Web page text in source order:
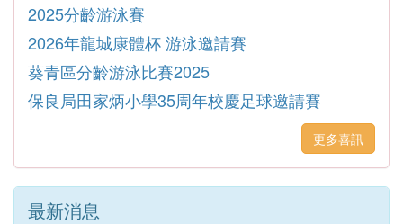
2025分齡游泳賽
2026年龍城康體杯 游泳邀請賽
葵青區分齡游泳比賽2025
保良局田家炳小學35周年校慶足球邀請賽
更多喜訊
最新消息